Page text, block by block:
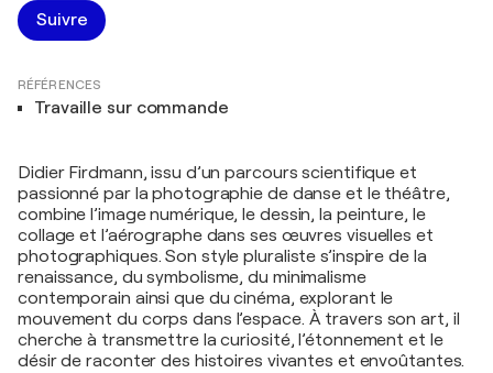
Suivre
RÉFÉRENCES
Travaille sur commande
Didier Firdmann, issu d’un parcours scientifique et
passionné par la photographie de danse et le théâtre,
combine l’image numérique, le dessin, la peinture, le
collage et l’aérographe dans ses œuvres visuelles et
photographiques. Son style pluraliste s’inspire de la
renaissance, du symbolisme, du minimalisme
contemporain ainsi que du cinéma, explorant le
mouvement du corps dans l’espace. À travers son art, il
cherche à transmettre la curiosité, l’étonnement et le
désir de raconter des histoires vivantes et envoûtantes.